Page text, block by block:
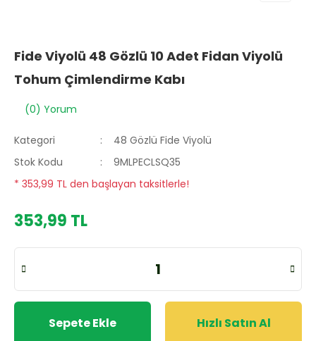
Fide Viyolü 48 Gözlü 10 Adet Fidan Viyolü
Tohum Çimlendirme Kabı
(0) Yorum
Kategori
48 Gözlü Fide Viyolü
Stok Kodu
9MLPECLSQ35
* 353,99 TL den başlayan taksitlerle!
353,99 TL
Sepete Ekle Hızlı Satın Al